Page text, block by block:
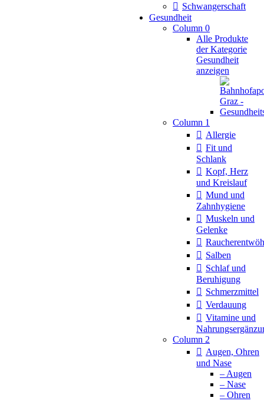
Schwangerschaft
Gesundheit
Column 0
Alle Produkte
der Kategorie
Gesundheit
anzeigen
Column 1
Allergie
Fit und
Schlank
Kopf, Herz
und Kreislauf
Mund und
Zahnhygiene
Muskeln und
Gelenke
Salben
Schlaf und
Beruhigung
Schmerzmittel
Verdauung
Vitamine und
Column 2
Augen, Ohren
und Nase
– Augen
– Nase
– Ohren